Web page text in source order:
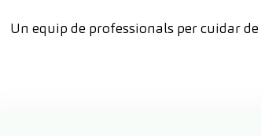
Un equip de professionals per cuidar